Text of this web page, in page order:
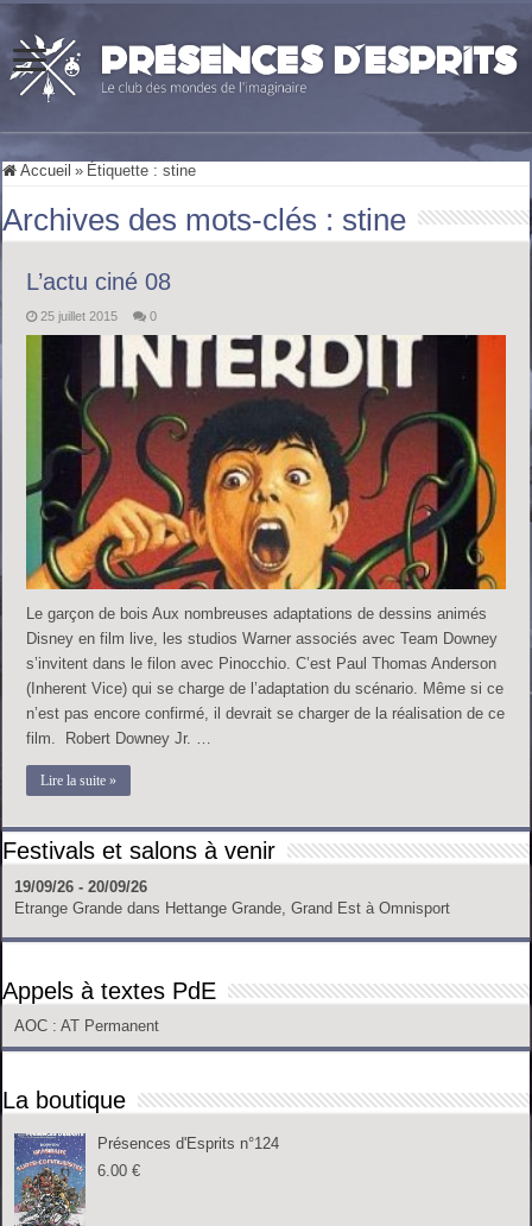
Accueil » Étiquette :stine
Archives des mots-clés : stine
L’actu ciné 08
25 juillet 2015 0
Le garçon de bois Aux nombreuses adaptations de dessins animés
Disney en film live, les studios Warner associés avec Team Downey
s’invitent dans le filon avec Pinocchio. C’est Paul Thomas Anderson
(Inherent Vice) qui se charge de l’adaptation du scénario. Même si ce
n’est pas encore confirmé, il devrait se charger de la réalisation de ce
film. Robert Downey Jr. …
Lire la suite »
Festivals et salons à venir
19/09/26 - 20/09/26
Etrange Grande dans Hettange Grande, Grand Est à Omnisport
Appels à textes PdE
AOC : AT Permanent
La boutique
Présences d'Esprits n°124
6.00€